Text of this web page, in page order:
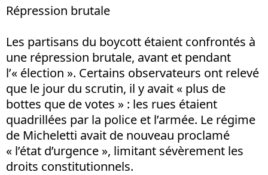
Répression brutale
Les partisans du boycott étaient confrontés à
une répression brutale, avant et pendant
l’« élection ». Certains observateurs ont relevé
que le jour du scrutin, il y avait « plus de
bottes que de votes » : les rues étaient
quadrillées par la police et l’armée. Le régime
de Micheletti avait de nouveau proclamé
« l’état d’urgence », limitant sévèrement les
droits constitutionnels.